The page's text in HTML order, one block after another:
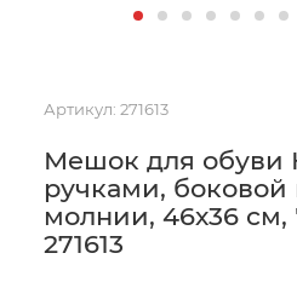
Артикул: 271613
Мешок для
ручками, боковой
молнии, 46х36 см,
271613